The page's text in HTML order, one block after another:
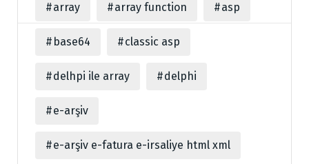
array array function asp
base64 classic asp
delhpi ile array delphi
e-arşiv
e-arşiv e-fatura e-irsaliye html xml